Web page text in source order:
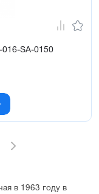
SA-0150
в 1963 году в